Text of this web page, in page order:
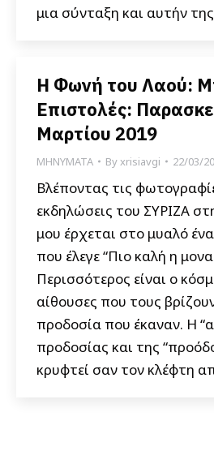
μια σύνταξη και αυτήν
Η Φωνή του Λαού:
Επιστολές:
Μαρτίου 2019
ΜΗΝΥΜΑΤΑ Byxrisiavgi 22/03/
Βλέποντας τις
εκδηλώσεις του ΣΥΡΙΖΑ
μου έρχεται στο μυαλό
που έλεγε “Πιο καλή η
Περισσότερος είναι ο
αίθουσες που τους
προδοσία που έκαναν. Η
προδοσίας και της
κρυφτεί σαν τον κλέφτη